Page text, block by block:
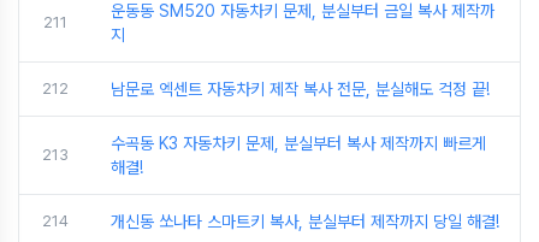
211
운동동 SM520 자동차키 문제, 분실부터 금일 복사 제작까
지
212 남문로 엑센트 자동차키 제작 복사 전문, 분실해도 걱정 끝!
213
수곡동 K3 자동차키 문제, 분실부터 복사 제작까지 빠르게
해결!
214 개신동 쏘나타 스마트키 복사, 분실부터 제작까지 당일 해결!